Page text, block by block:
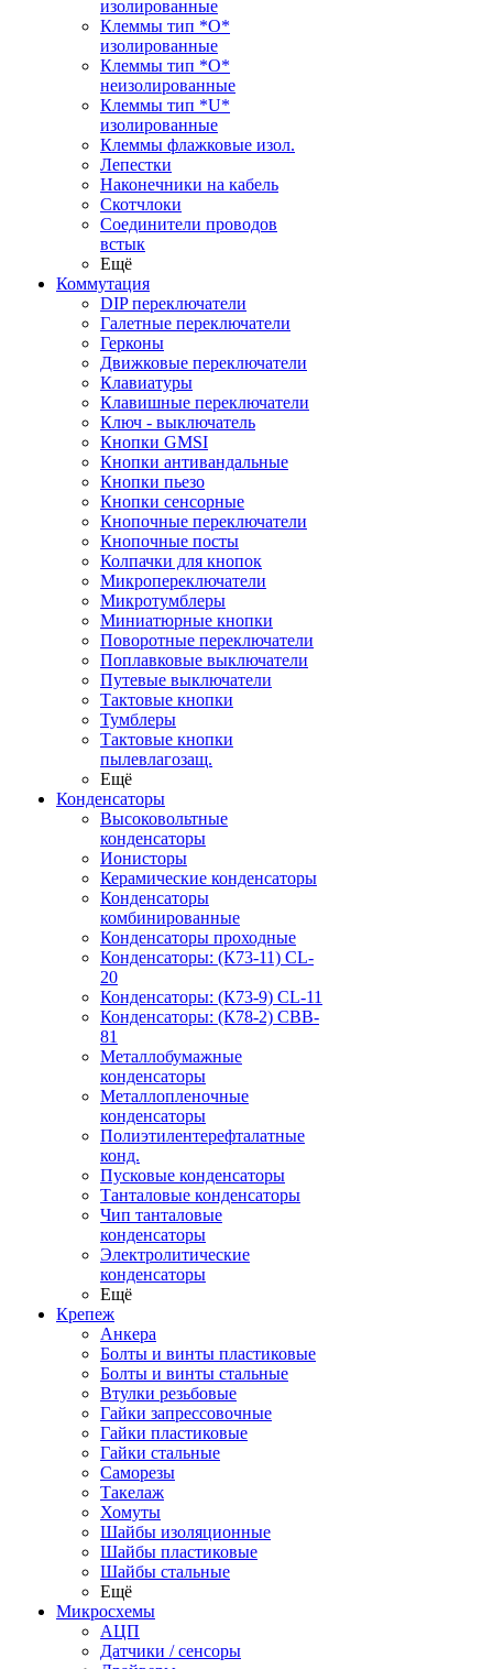
изолированные
Клеммы тип *O*
изолированные
Клеммы тип *O*
неизолированные
Клеммы тип *U*
изолированные
Клеммы флажковые изол.
Лепестки
Наконечники на кабель
Скотчлоки
Соединители проводов
встык
Ещё
Коммутация
DIP переключатели
Галетные переключатели
Герконы
Движковые переключатели
Клавиатуры
Клавишные переключатели
Ключ - выключатель
Кнопки GMSI
Кнопки антивандальные
Кнопки пьезо
Кнопки сенсорные
Кнопочные переключатели
Кнопочные посты
Колпачки для кнопок
Микропереключатели
Микротумблеры
Миниатюрные кнопки
Поворотные переключатели
Поплавковые выключатели
Путевые выключатели
Тактовые кнопки
Тумблеры
Тактовые кнопки
пылевлагозащ.
Ещё
Конденсаторы
Высоковольтные
конденсаторы
Ионисторы
Керамические конденсаторы
Конденсаторы
комбинированные
Конденсаторы проходные
Конденсаторы: (К73-11) CL-
20
Конденсаторы: (К73-9) CL-11
Конденсаторы: (К78-2) CBB-
81
Металлобумажные
конденсаторы
Металлопленочные
конденсаторы
Полиэтилентерефталатные
конд.
Пусковые конденсаторы
Танталовые конденсаторы
Чип танталовые
конденсаторы
Электролитические
конденсаторы
Ещё
Крепеж
Анкера
Болты и винты пластиковые
Болты и винты стальные
Втулки резьбовые
Гайки запрессовочные
Гайки пластиковые
Гайки стальные
Саморезы
Такелаж
Хомуты
Шайбы изоляционные
Шайбы пластиковые
Шайбы стальные
Ещё
Микросхемы
АЦП
Датчики / сенсоры